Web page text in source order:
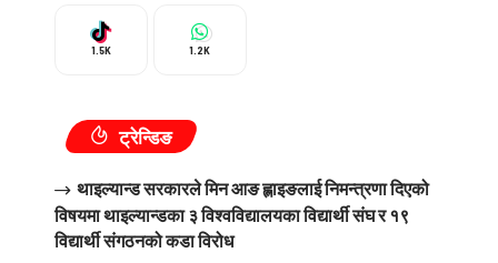
1.5K 1.2K
ट्रेन्डिङ
थाइल्यान्ड सरकारले मिन आङ ह्लाइङलाई निमन्त्रणा दिएको
विषयमा थाइल्यान्डका ३ विश्वविद्यालयका विद्यार्थी संघ र १९
विद्यार्थी संगठनको कडा विरोध